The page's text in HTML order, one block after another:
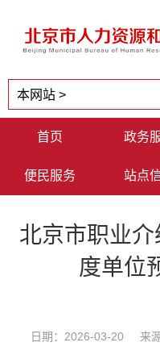
首页 政务
便民服务 站点
北京市职业
度单位
日期：2026-03-20 来源